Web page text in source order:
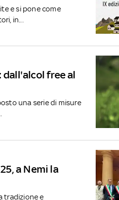
e si pone come
in...
dall'alcol free al
una serie di misure
a Nemi la
tradizione e